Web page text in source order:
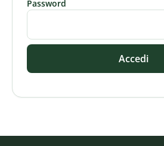
Password
Accedi